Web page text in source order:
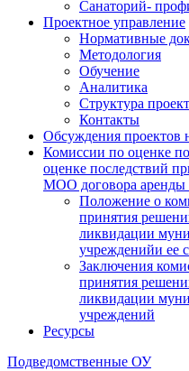
Санаторий-
Проектное управление
Нормативные
Методология
Обучение
Аналитика
Структура
Контакты
Обсуждения проектов
Комиссии по оценке
оценке последствий
МОО договора аренды
Положение о
принятия
ликвидации
учрежденийи ее
Заключения
принятия
ликвидации
учреждений
Ресурсы
Подведомственные ОУ